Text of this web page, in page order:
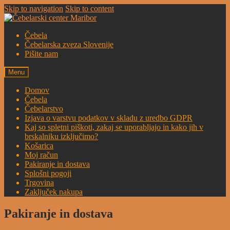
Skip to navigation Skip to content
Čebela
Čebelarska zveza Slovenije
Pišite nam
Menu
Domov
Čebela
Čebelarstvo
Izjava o varstvu podatkov v skladu z uredbo GDPR
Kaj so spletni piškoti, zakaj se uporabljajo in kako jih v
brskalniku izključimo?
Košarica
Moj račun
Pakiranje in dostava
Splošni pogoji
Trgovina
Zaključek nakupa
Pakiranje in dostava